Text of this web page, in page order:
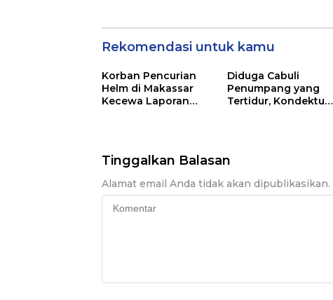
Rekomendasi untuk kamu
Korban Pencurian
Helm di Makassar
Kecewa Laporan
Diduga Cabuli
Penumpang yang
Tertidur, Kondektur
Tinggalkan Balasan
Alamat email Anda tidak akan dipublikasikan.